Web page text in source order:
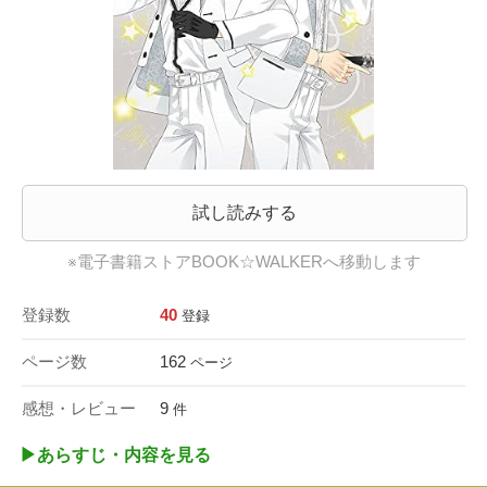
試し読みする
※電子書籍ストアBOOK☆WALKERへ移動します
登録数 40 登録
ページ数 162 ページ
感想・レビュー 9 件
▶︎あらすじ・内容を見る